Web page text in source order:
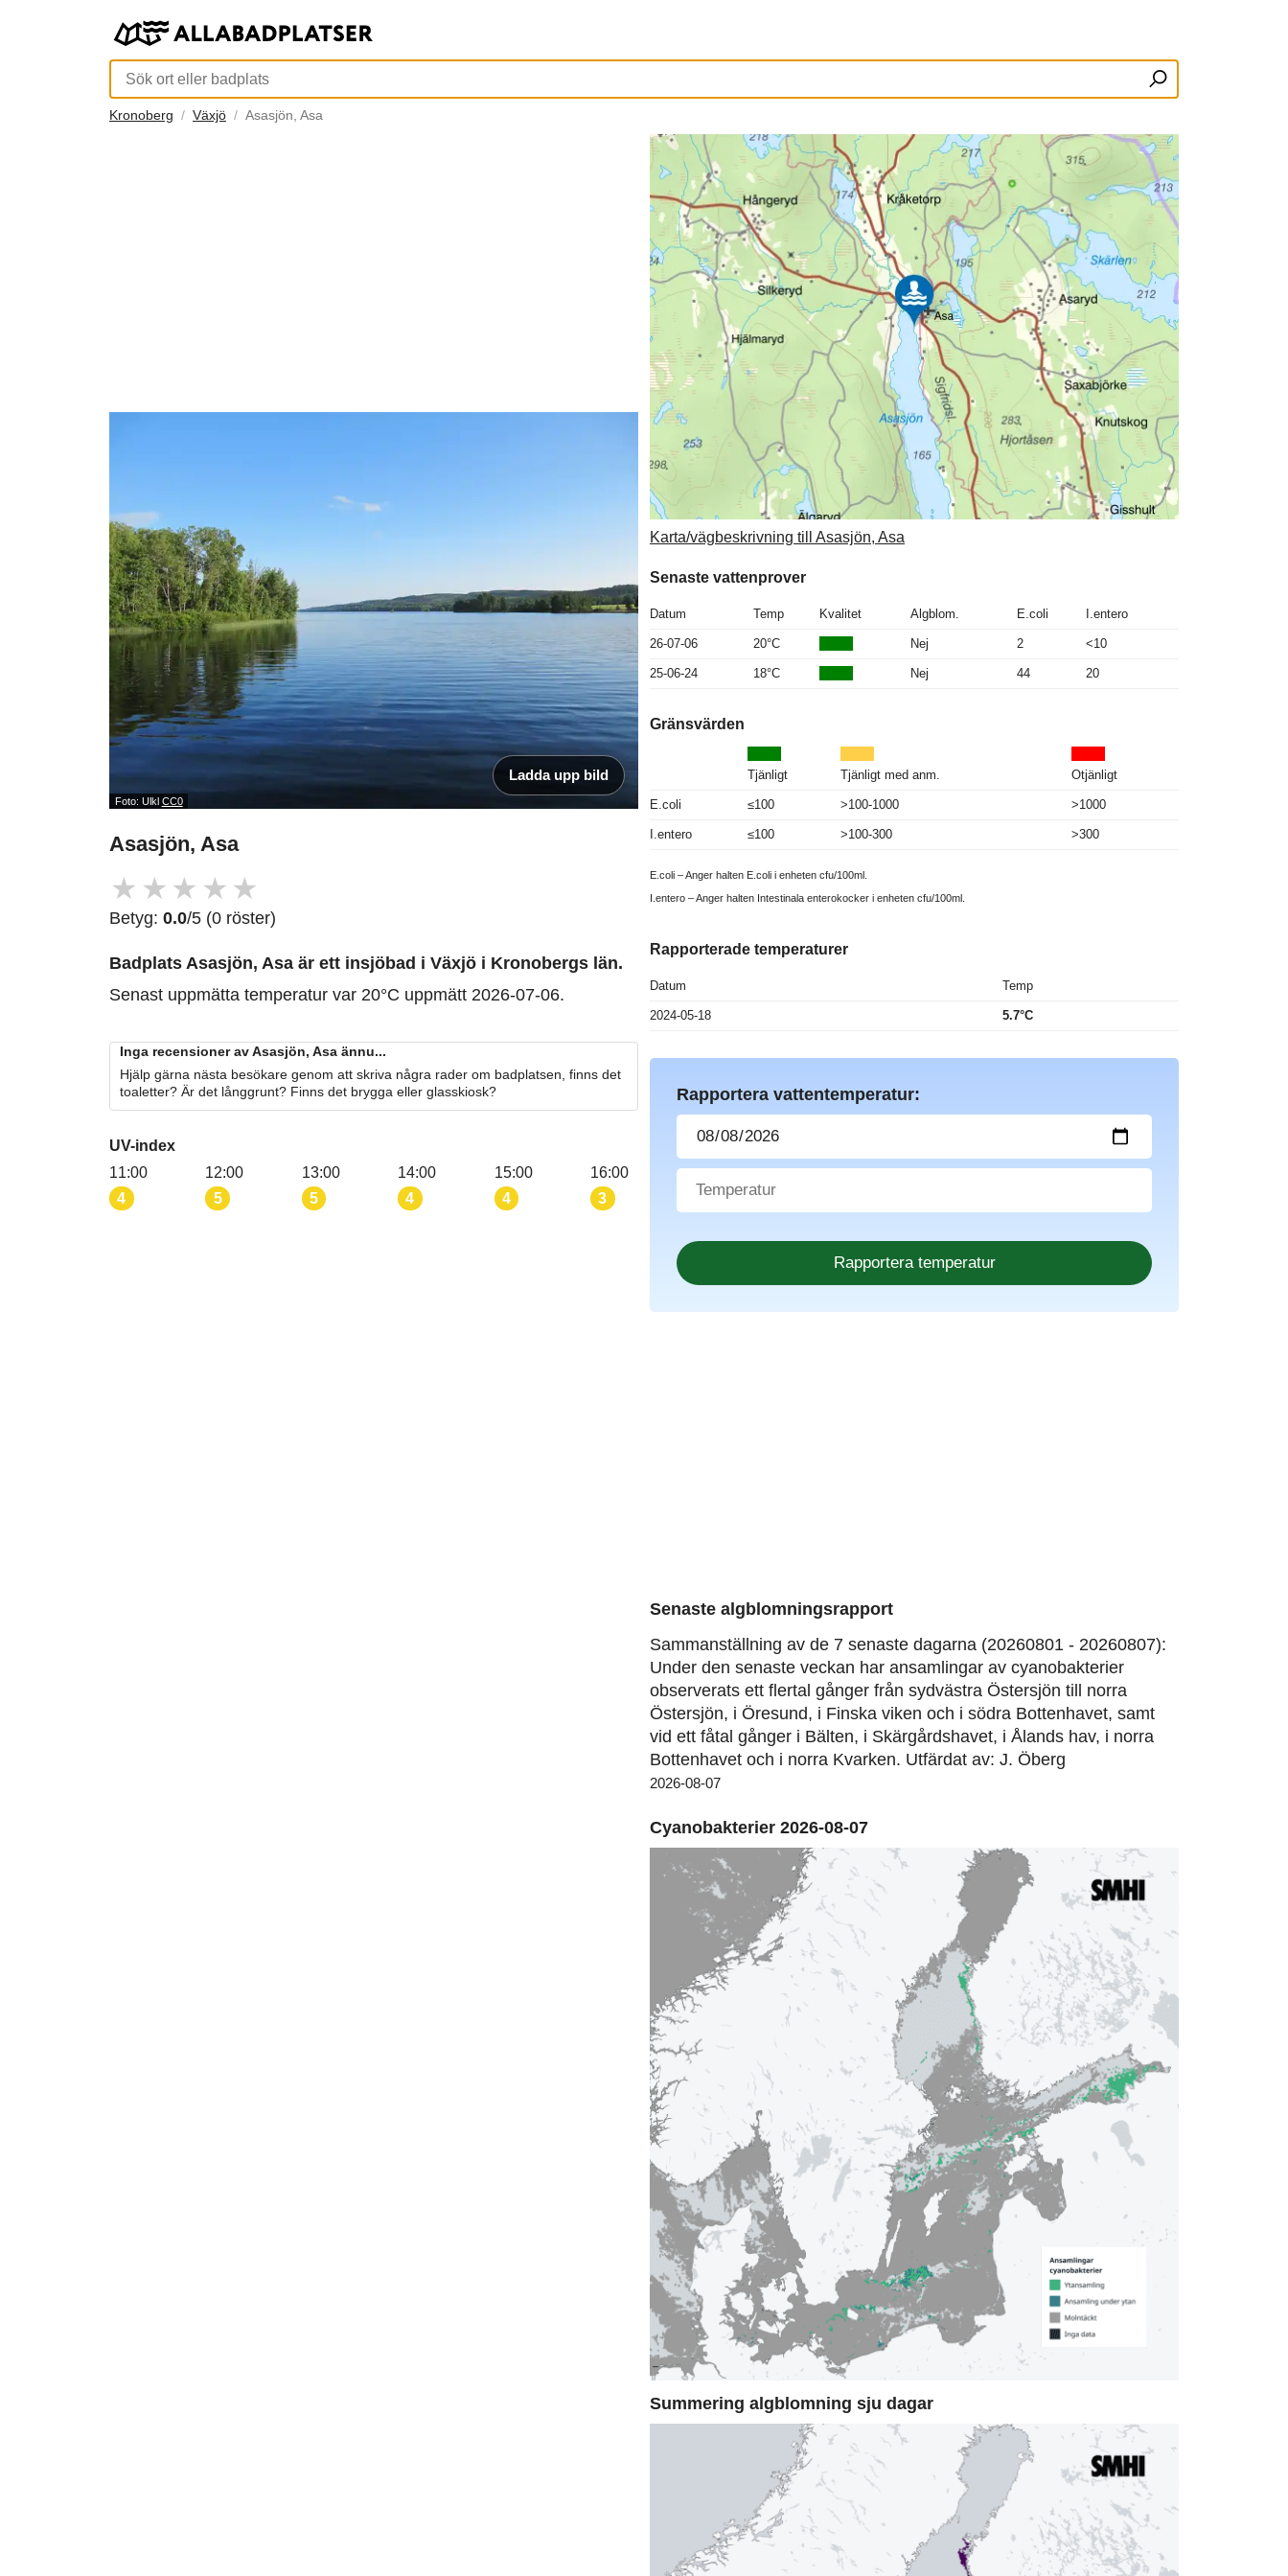
Kronoberg Växjö Asasjön, Asa
Foto: Ulkl CC0
Ladda upp bild
Asasjön, Asa
★ ★ ★ ★ ★
Betyg: 0.0/5 (0 röster)
Badplats Asasjön, Asa är ett insjöbad i Växjö i Kronobergs län.
Senast uppmätta temperatur var 20°C uppmätt 2026-07-06.
Inga recensioner av Asasjön, Asa ännu...
Hjälp gärna nästa besökare genom att skriva några rader om badplatsen, finns det
toaletter? Är det långgrunt? Finns det brygga eller glasskiosk?
UV-index
11:00
4
12:00
5
13:00
5
14:00
4
15:00
4
16:00
3
Karta/vägbeskrivning till Asasjön, Asa
Senaste vattenprover
Datum Temp Kvalitet Algblom. E.coli I.entero
26-07-06 20°C Nej 2 <10
25-06-24 18°C Nej 44 20
Gränsvärden
Tjänligt Tjänligt med anm. Otjänligt
E.coli ≤100 >100-1000 >1000
I.entero ≤100 >100-300 >300
E.coli – Anger halten E.coli i enheten cfu/100ml.
I.entero – Anger halten Intestinala enterokocker i enheten cfu/100ml.
Rapporterade temperaturer
Datum Temp
2024-05-18 5.7°C
Rapportera vattentemperatur:
Senaste algblomningsrapport
Sammanställning av de 7 senaste dagarna (20260801 - 20260807):
Under den senaste veckan har ansamlingar av cyanobakterier
observerats ett flertal gånger från sydvästra Östersjön till norra
Östersjön, i Öresund, i Finska viken och i södra Bottenhavet, samt
vid ett fåtal gånger i Bälten, i Skärgårdshavet, i Ålands hav, i norra
Bottenhavet och i norra Kvarken. Utfärdat av: J. Öberg
2026-08-07
Cyanobakterier 2026-08-07
Summering algblomning sju dagar